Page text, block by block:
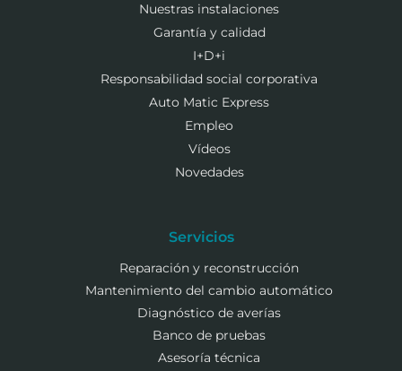
Nuestras instalaciones
Garantía y calidad
I+D+i
Responsabilidad social corporativa
Auto Matic Express
Empleo
Vídeos
Novedades
Servicios
Reparación y reconstrucción
Mantenimiento del cambio automático
Diagnóstico de averías
Banco de pruebas
Asesoría técnica